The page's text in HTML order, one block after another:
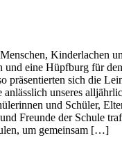
Kinderlachen
und eine Hüpfburg für
präsentierten sich die
anlässlich unseres
und Schüler,
Freunde der Schule
um gemeinsam […]